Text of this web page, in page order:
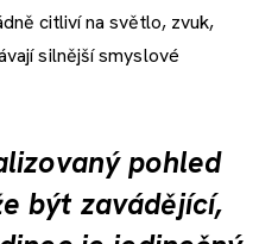
citliví na světlo, zvuk,
silnější smyslové
pohled
být zavádějící,